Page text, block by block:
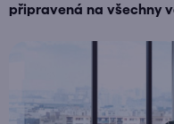
připravená na všechny